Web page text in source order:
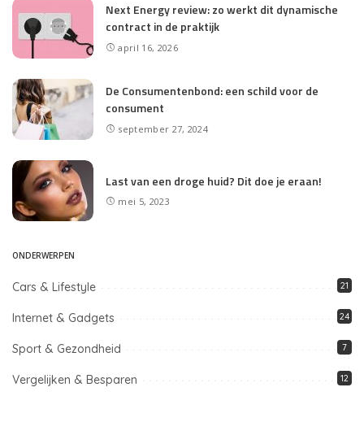
Next Energy review: zo werkt dit dynamische
contract in de praktijk
april 16, 2026
De Consumentenbond: een schild voor de
consument
september 27, 2024
Last van een droge huid? Dit doe je eraan!
mei 5, 2023
ONDERWERPEN
Cars & Lifestyle 21
Internet & Gadgets 24
Sport & Gezondheid 7
Vergelijken & Besparen 12